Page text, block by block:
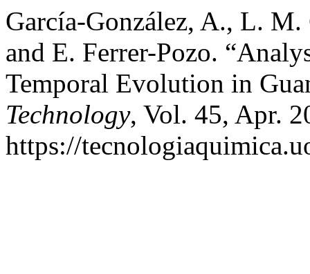
García-González, A., L.
and E. Ferrer-Pozo.
Temporal Evolution in
Technology, Vol. 45, Apr.
https://